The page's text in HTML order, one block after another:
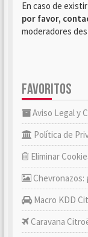
En caso de
por favor,
moderadores
FAVORITOS
Aviso Legal y
Política de
Eliminar
Chevronazos:
Macro KDD
Caravana